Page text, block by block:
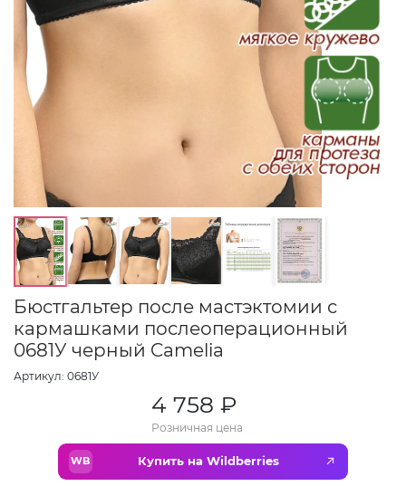
Бюстгальтер после мастэктомии с
кармашками послеоперационный
0681У черный Camelia
Артикул: 0681У
4 758 ₽
Розничная цена
WB Купить на Wildberries